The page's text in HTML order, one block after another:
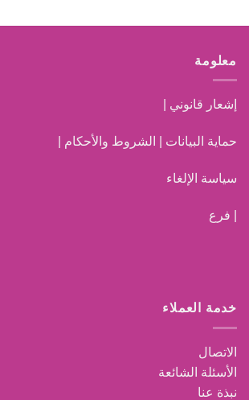
معلومة
إشعار قانوني |
حماية البيانات | الشروط والأحكام |
سياسة الإلغاء
| فرع
خدمة العملاء
الاتصال
الأسئلة الشائعة
نبذة عنا